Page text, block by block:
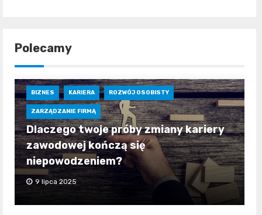
Polecamy
BIZNES KARIERA ROZWÓJ OSOBISTY
ZARZĄDZANIE FIRMĄ
Dlaczego twoje próby zmiany kariery
zawodowej kończą się
niepowodzeniem?
9 lipca 2025